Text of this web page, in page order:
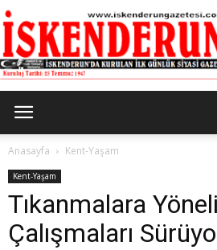
Anasayfa Kent-Yaşam
Kent-Yaşam
Tıkanmalara
Çalışmaları